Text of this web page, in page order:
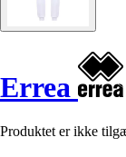
Errea
Produktet er ikke